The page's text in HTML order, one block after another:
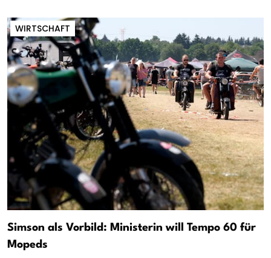
WIRTSCHAFT
Simson als Vorbild: Ministerin will Tempo 60 für
Mopeds